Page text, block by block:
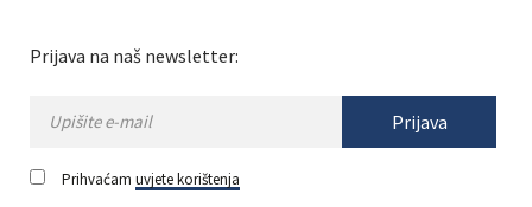
Prijava na naš newsletter:
Prijava
Prihvaćam uvjete korištenja